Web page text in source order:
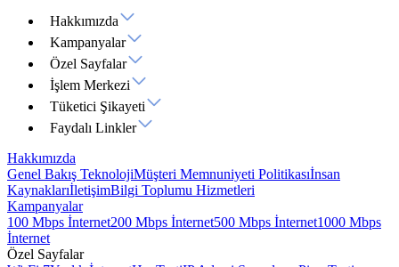
Hakkımızda
Kampanyalar
Özel Sayfalar
İşlem Merkezi
Tüketici Şikayeti
Faydalı Linkler
Hakkımızda
Genel Bakış TeknolojiMüşteri Memnuniyeti Politikasıİnsan
KaynaklarıİletişimBilgi Toplumu Hizmetleri
Kampanyalar
100 Mbps İnternet200 Mbps İnternet500 Mbps İnternet1000 Mbps
İnternet
Özel Sayfalar